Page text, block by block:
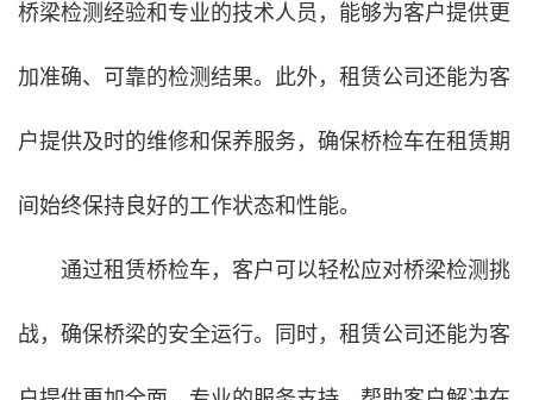
桥梁检测经验和专业的技术人员，能够为客户提供更
加准确、可靠的检测结果。此外，租赁公司还能为客
户提供及时的维修和保养服务，确保桥检车在租赁期
间始终保持良好的工作状态和性能。
通过租赁桥检车，客户可以轻松应对桥梁检测挑
战，确保桥梁的安全运行。同时，租赁公司还能为客